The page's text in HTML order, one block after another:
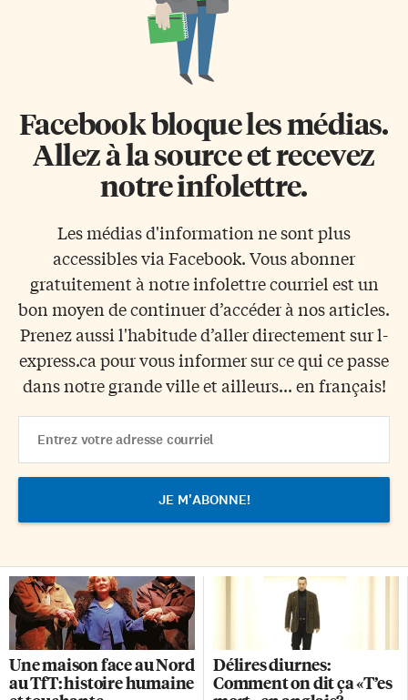
Facebook bloque les médias.
Allez à la source et recevez
notre infolettre.
Les médias d'information ne sont plus
accessibles via Facebook. Vous abonner
gratuitement à notre infolettre courriel est un
bon moyen de continuer d’accéder à nos articles.
Prenez aussi l'habitude d’aller directement sur l-
express.ca pour vous informer sur ce qui ce passe
dans notre grande ville et ailleurs... en français!
Address
Une maison face au Nord
au TfT: histoire humaine
Délires diurnes:
Comment on dit ça «T’es